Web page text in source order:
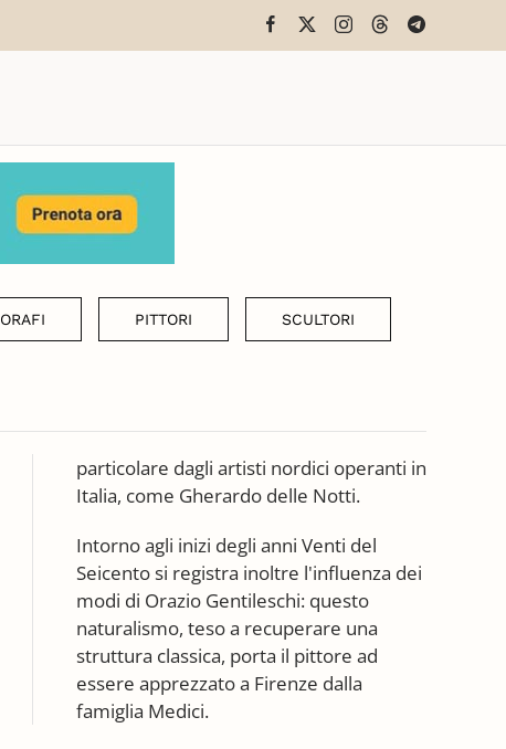
ORAFI PITTORI SCULTORI
particolare dagli artisti nordici operanti in
Italia, come Gherardo delle Notti.
Intorno agli inizi degli anni Venti del
Seicento si registra inoltre l'influenza dei
modi di Orazio Gentileschi: questo
naturalismo, teso a recuperare una
struttura classica, porta il pittore ad
essere apprezzato a Firenze dalla
famiglia Medici.